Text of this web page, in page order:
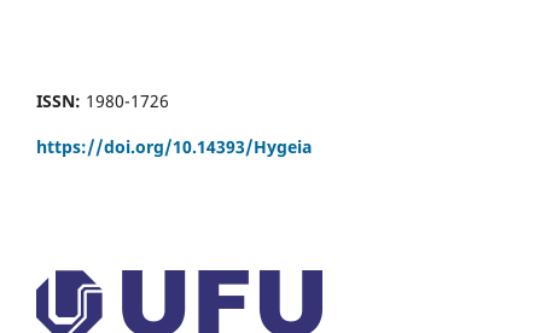
ISSN: 1980-1726
https://doi.org/10.14393/Hygeia